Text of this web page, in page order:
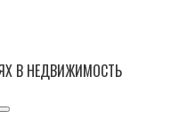
В НЕДВИЖИМОСТЬ